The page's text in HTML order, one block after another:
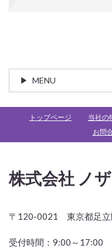
MENU
トップページ 当社の
お問
株式会社 ノ
〒120-0021 東京都足立
受付時間： 9:00～17:00